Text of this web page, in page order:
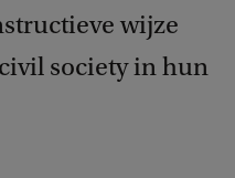
wijze
society in hun